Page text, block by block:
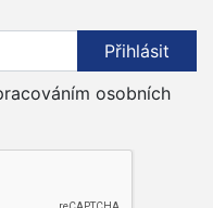
Přihlásit
osobních